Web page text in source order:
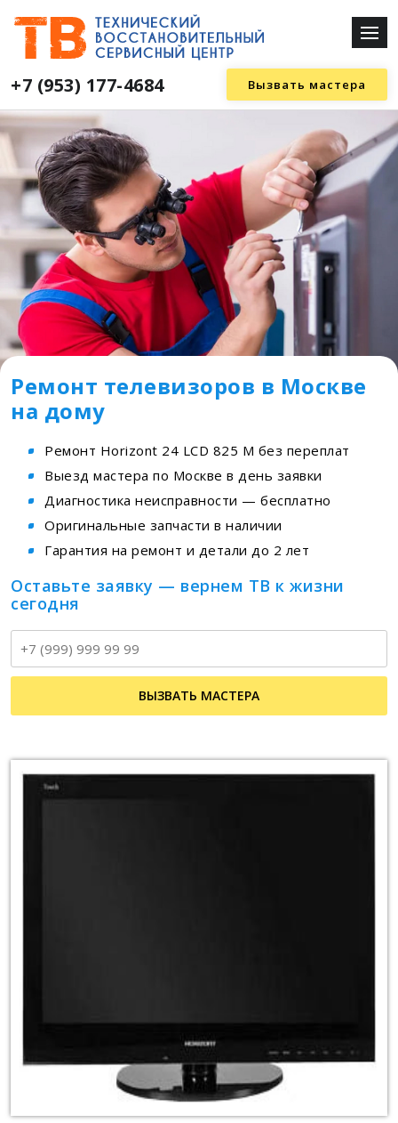
+7 (953) 177-4684 Вызвать мастера
Ремонт телевизоров в Москве
на дому
Ремонт Horizont 24 LCD 825 M без переплат
Выезд мастера по Москве в день заявки
Диагностика неисправности — бесплатно
Оригинальные запчасти в наличии
Гарантия на ремонт и детали до 2 лет
Оставьте заявку — вернем ТВ к жизни
сегодня
ВЫЗВАТЬ МАСТЕРА